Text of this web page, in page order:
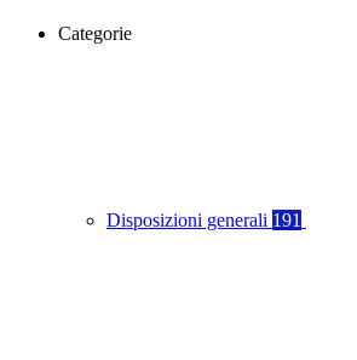
Categorie
Disposizioni generali 191